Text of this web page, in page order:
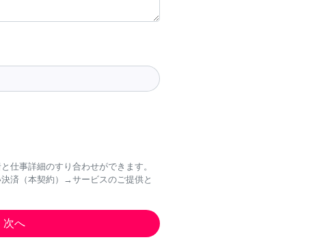
仕事詳細のすり合わせができます。
済（本契約）→サービスのご提供と